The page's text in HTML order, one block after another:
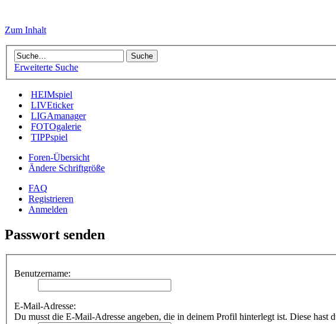
Zum Inhalt
Erweiterte Suche
HEIMspiel
LIVEticker
LIGAmanager
FOTOgalerie
TIPPspiel
Foren-Übersicht
Ändere Schriftgröße
FAQ
Registrieren
Anmelden
Passwort senden
Benutzername:
E-Mail-Adresse:
Du musst die E-Mail-Adresse angeben, die in deinem Profil hinterlegt ist. Diese hast